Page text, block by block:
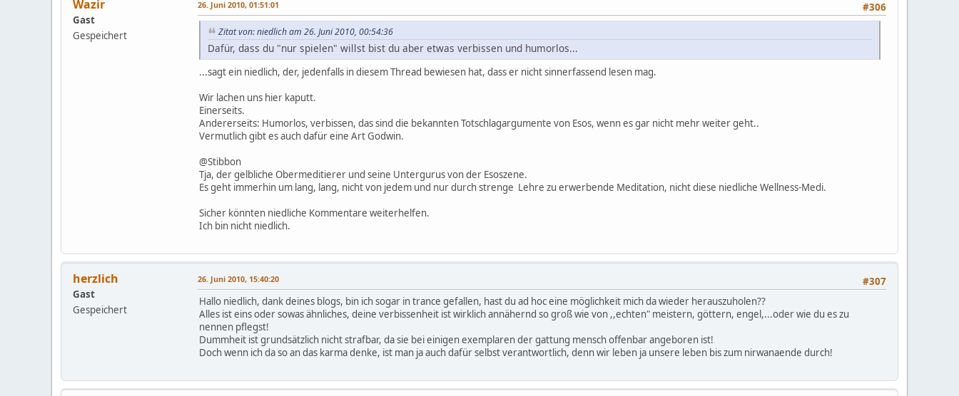
Wazir
Gast
Gespeichert
#306
26. Juni 2010, 01:51:01
Zitat von: niedlich am 26. Juni 2010, 00:54:36
Dafür, dass du "nur spielen" willst bist du aber etwas verbissen und humorlos...
...sagt ein niedlich, der, jedenfalls in diesem Thread bewiesen hat, dass er nicht sinnerfassend lesen mag.
Wir lachen uns hier kaputt.
Einerseits.
Andererseits: Humorlos, verbissen, das sind die bekannten Totschlagargumente von Esos, wenn es gar nicht mehr weiter geht..
Vermutlich gibt es auch dafür eine Art Godwin.
@Stibbon
Tja, der gelbliche Obermeditierer und seine Untergurus von der Esoszene.
Es geht immerhin um lang, lang, nicht von jedem und nur durch strenge Lehre zu erwerbende Meditation, nicht diese niedliche Wellness-Medi.
Sicher könnten niedliche Kommentare weiterhelfen.
Ich bin nicht niedlich.
herzlich
Gast
Gespeichert
#307
26. Juni 2010, 15:40:20
Hallo niedlich, dank deines blogs, bin ich sogar in trance gefallen, hast du ad hoc eine möglichkeit mich da wieder herauszuholen??
Alles ist eins oder sowas ähnliches, deine verbissenheit ist wirklich annähernd so groß wie von ,,echten" meistern, göttern, engel,...oder wie du es zu
nennen pflegst!
Dummheit ist grundsätzlich nicht strafbar, da sie bei einigen exemplaren der gattung mensch offenbar angeboren ist!
Doch wenn ich da so an das karma denke, ist man ja auch dafür selbst verantwortlich, denn wir leben ja unsere leben bis zum nirwanaende durch!